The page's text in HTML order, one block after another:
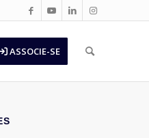
ASSOCIE-SE